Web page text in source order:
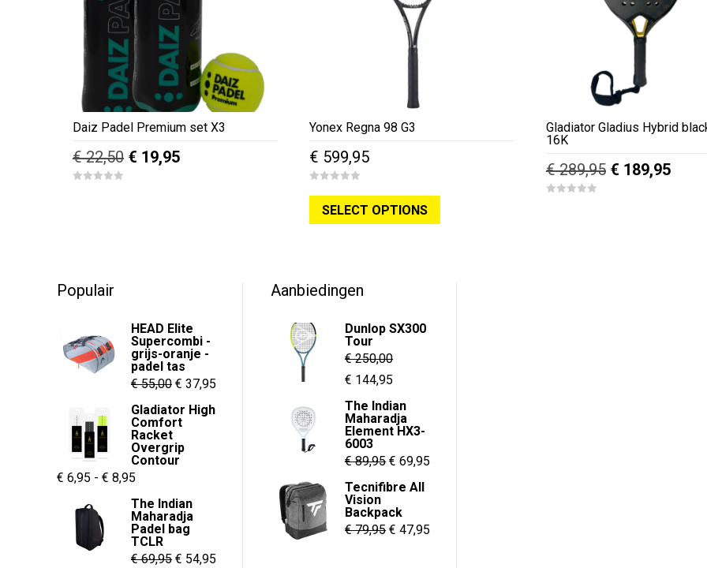
Daiz Padel Premium set X3
€22,50 Oorspronkelijke
€ 19,95Huidige
Yonex Regna 98 G3
€ 599,95
o
o
SELECT OPTIONS
Gladiator Gladius Hybrid
16K
€289,95 € 189,95
Populair
HEAD Elite
Supercombi -
grijs-oranje -
padel tas
€55,00 Oorspronkelijke
prijs
was:
€ 55,00.
€ 37,95
Gladiator High
Comfort
Racket
Overgrip
Contour
€ 6,95 - € 8,95
€ 6,95
tot
€ 8,95
The Indian
Maharadja
Padel bag
TCLR
€69,95 Oorspronkelijke
€ 54,95
Aanbiedingen
Dunlop SX300
Tour
€250,00
Oorspronkelijke
prijs
was:
€ 250,00.
€ 144,95
prijs
is:
The Indian
Maharadja
Element HX3-
6003
€89,95 Oorspronkelijke
prijs
€ 89,95.
€ 69,95
Tecnifibre All
Vision
Backpack
€79,95 Oorspronkelijke
€ 47,95